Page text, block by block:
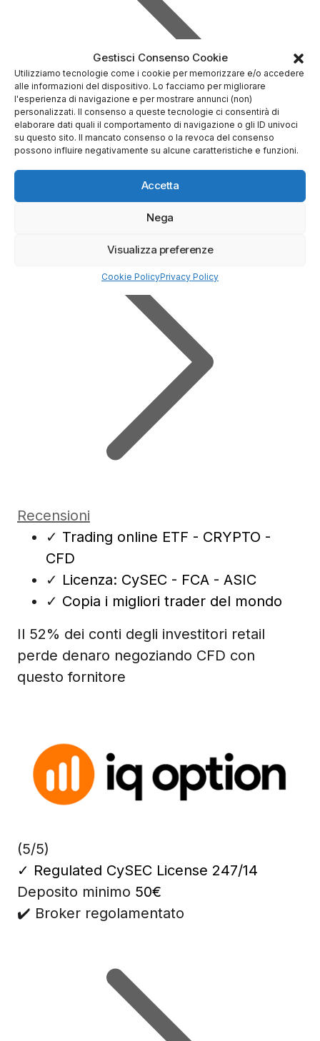
Gestisci Consenso Cookie
Utilizziamo tecnologie come i cookie per memorizzare e/o accedere
alle informazioni del dispositivo. Lo facciamo per migliorare
l'esperienza di navigazione e per mostrare annunci (non)
personalizzati. Il consenso a queste tecnologie ci consentirà di
elaborare dati quali il comportamento di navigazione o gli ID univoci
su questo sito. Il mancato consenso o la revoca del consenso
possono influire negativamente su alcune caratteristiche e funzioni.
Accetta
Nega
Visualizza preferenze
Cookie PolicyPrivacy Policy
Recensioni
✓ Trading online ETF - CRYPTO -
CFD
✓ Licenza: CySEC - FCA - ASIC
✓ Copia i migliori trader del mondo
Il 52% dei conti degli investitori retail
perde denaro negoziando CFD con
questo fornitore
(5/5)
✓ Regulated CySEC License 247/14
Deposito minimo 50€
✔️ Broker regolamentato